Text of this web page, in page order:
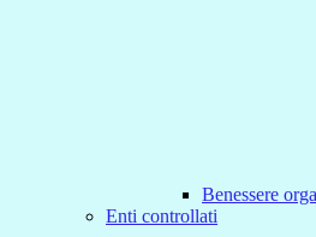
Benessere
Enti controllati